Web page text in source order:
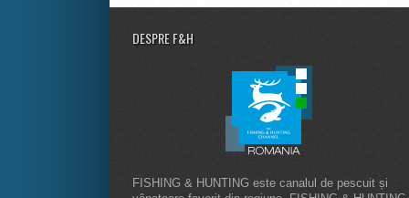
DESPRE F&H
FISHING & HUNTING este canalul de pescuit și